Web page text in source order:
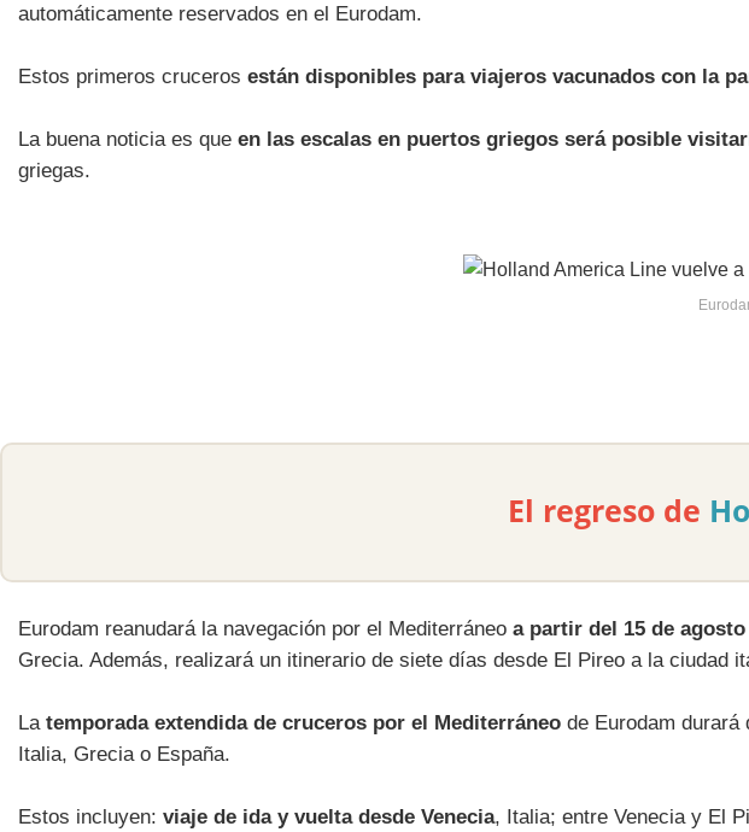
automáticamente reservados en el Eurodam.
Estos primeros cruceros están disponibles para viajeros vacunados con la
La buena noticia es que en las escalas en puertos griegos será posible
griegas.
El regreso de
Eurodam reanudará la navegación por el Mediterráneo a partir del 15 de
Grecia. Además, realizará un itinerario de siete días desde El Pireo a la ciudad
La temporada extendida de cruceros por el Mediterráneo de Eurodam
Italia, Grecia o España.
Estos incluyen: viaje de ida y vuelta desde Venecia, Italia; entre Venecia y El